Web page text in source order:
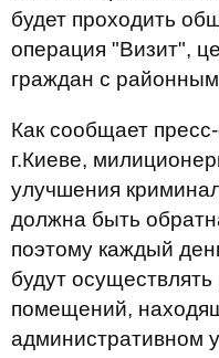
будет проходить
операция "Визит",
граждан с
Как сообщает
г.Киеве,
улучшения
должна быть
поэтому каждый
будут
помещений,
административном